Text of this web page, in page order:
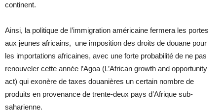
continent.
Ainsi, la politique de l’immigration américaine fermera les portes
aux jeunes africains, une imposition des droits de douane pour
les importations africaines, avec une forte probabilité de ne pas
renouveler cette année l’Agoa (L’African growth and opportunity
act) qui exonère de taxes douanières un certain nombre de
produits en provenance de trente-deux pays d’Afrique sub-
saharienne.